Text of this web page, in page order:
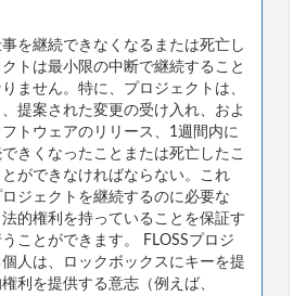
を継続できなくなるまたは死亡し
トは最小限の中断で継続すること
ません。特に、プロジェクトは、
提案された変更の受け入れ、およ
トウェアのリリース、1週間内に
きくなったことまたは死亡したこ
ができなければならない。これ
ジェクトを継続するのに必要な
的権利を持っていることを保証す
ことができます。 FLOSSプロジ
人は、ロックボックスにキーを提
利を提供する意志（例えば、